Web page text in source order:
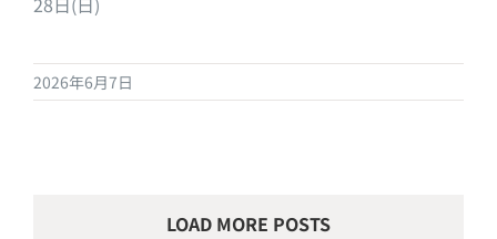
2026年6月7日
LOAD MORE POSTS